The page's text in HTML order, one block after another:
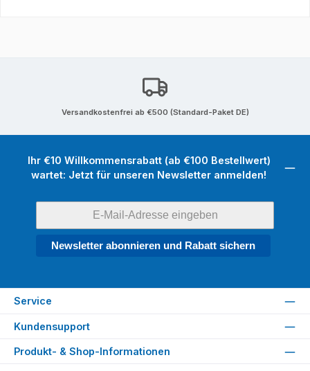
Versandkostenfrei ab €500 (Standard-Paket DE)
Ihr €10 Willkommensrabatt (ab €100 Bestellwert)
wartet: Jetzt für unseren Newsletter anmelden!
Newsletter abonnieren und Rabatt sichern
Service
Kundensupport
Produkt- & Shop-Informationen